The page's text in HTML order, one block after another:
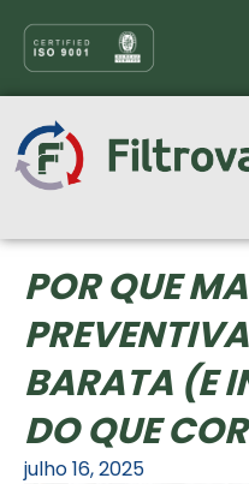
POR QUE
BARATA (E
DO QUE
julho 16, 2025